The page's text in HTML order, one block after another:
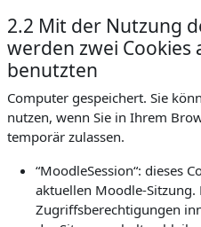
2.2 Mit der Nutzung
werden zwei
benutzten
Computer gespeichert. Sie
nutzen, wenn Sie in Ihrem
temporär zulassen.
“MoodleSession“: dieses
aktuellen Moodle-
Zugriffsberechtigungen